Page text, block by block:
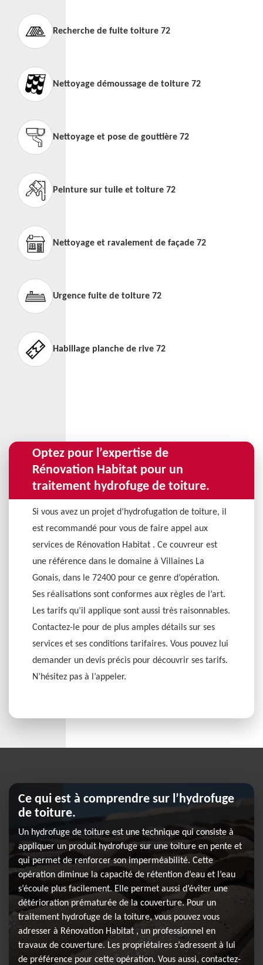
Recherche de fuite toiture 72
Nettoyage démoussage de toiture 72
Nettoyage et pose de gouttière 72
Peinture sur tuile et toiture 72
Nettoyage et ravalement de façade 72
Urgence fuite de toiture 72
Habillage planche de rive 72
Optez pour l’expertise de
Rénovation Habitat pour un
traitement hydrofuge de toiture.
Si vous avez un projet d’hydrofugation de toiture, il
est recommandé pour vous de faire appel aux
services de Rénovation Habitat . Ce couvreur est
une référence dans le domaine à Villaines La
Gonais, dans le 72400 pour ce genre d’opération.
Ses réalisations sont conformes aux règles de l’art.
Les tarifs qu’il applique sont aussi très raisonnables.
Contactez-le pour de plus amples détails sur ses
services et ses conditions tarifaires. Vous pouvez lui
demander un devis précis pour découvrir ses tarifs.
N’hésitez pas à l’appeler.
Ce qui est à comprendre sur l’hydrofuge
de toiture.
Un hydrofuge de toiture est une technique qui consiste à
appliquer un produit hydrofuge sur une toiture en pente et
qui permet de renforcer son imperméabilité. Cette
opération diminue la capacité de rétention d’eau et l’eau
s’écoule plus facilement. Elle permet aussi d’éviter une
détérioration prématurée de la couverture. Pour un
traitement hydrofuge de la toiture, vous pouvez vous
adresser à Rénovation Habitat , un professionnel en
travaux de couverture. Les propriétaires s’adressent à lui
de préférence pour cette opération. Vous aussi, contactez-